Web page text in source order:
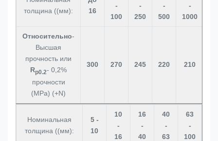
толщина ((мм):
16
-
100
-
250
-
500
-
1000
Относительно-
Высшая
прочность или
Rp0.2- 0,2%
прочности
(MPa) (+N)
300 270 245 220 210
Номинальная
толщина ((мм):
5 -
10
10
-
16
16
-
40
40
-
63
63
-
100